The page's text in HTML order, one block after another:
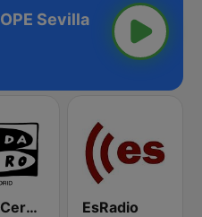
Sevilla
Onda Cero Madrid EsRadio